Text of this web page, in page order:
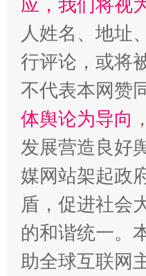
“蜀中异人”王建安
应，我们将视
人姓名、地址
行评论，或将
不代表本网赞
体舆论为导向
发展营造良好
媒网站架起政
盾，促进社会
的和谐统一。
助全球互联网